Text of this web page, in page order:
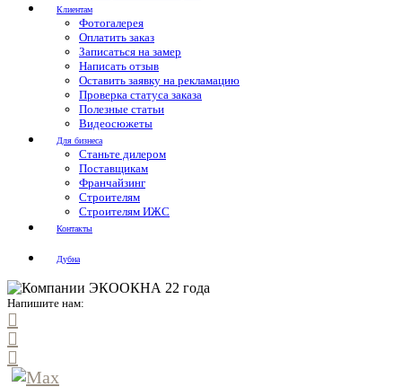
Клиентам
Фотогалерея
Оплатить заказ
Записаться на замер
Написать отзыв
Оставить заявку на рекламацию
Проверка статуса заказа
Полезные статьи
Видеосюжеты
Для бизнеса
Станьте дилером
Поставщикам
Франчайзинг
Строителям
Строителям ИЖС
Контакты
Дубна
Напишите нам: